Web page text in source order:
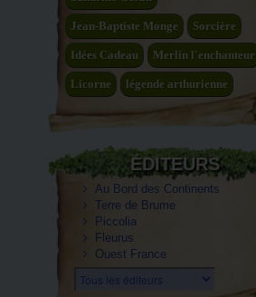
Jean-Baptiste Monge Sorcière
Idées Cadeau Merlin l'enchanteur
Licorne légende arthurienne
ÉDITEURS
Au Bord des Continents
Terre de Brume
Piccolia
Fleurus
Ouest France
Tous les éditeurs